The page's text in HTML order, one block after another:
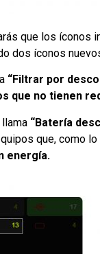
que los íconos
dos íconos
“Filtrar por
que no tienen
“Batería
que, como lo
energía.